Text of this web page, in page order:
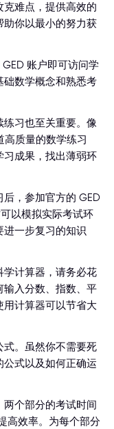
难点，提供高效的
助你以最小的努力获
账户即可访问学
础数学概念和熟悉考
练习也至关重要。像
高质量的数学练习
习成果，找出薄弱环
，参加官方的 GED
以模拟实际考试环
一步复习的知识
学计算器，请务必花
输入分数、指数、平
用计算器可以节省大
式。虽然你不需要死
式以及如何正确运
个部分的考试时间
高效率。为每个部分